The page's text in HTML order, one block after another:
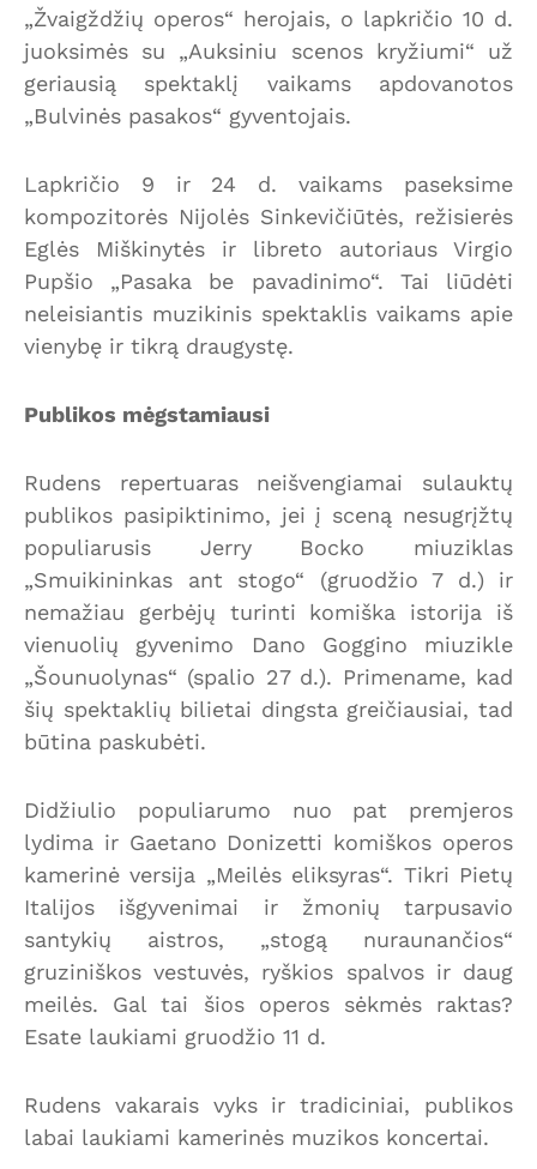
„Žvaigždžių operos“ herojais, o lapkričio 10 d.
juoksimės su „Auksiniu scenos kryžiumi“ už
geriausią spektaklį vaikams apdovanotos
„Bulvinės pasakos“ gyventojais.
Lapkričio 9 ir 24 d. vaikams paseksime
kompozitorės Nijolės Sinkevičiūtės, režisierės
Eglės Miškinytės ir libreto autoriaus Virgio
Pupšio „Pasaka be pavadinimo“. Tai liūdėti
neleisiantis muzikinis spektaklis vaikams apie
vienybę ir tikrą draugystę.
Publikos mėgstamiausi
Rudens repertuaras neišvengiamai sulauktų
publikos pasipiktinimo, jei į sceną nesugrįžtų
populiarusis Jerry Bocko miuziklas
„Smuikininkas ant stogo“ (gruodžio 7 d.) ir
nemažiau gerbėjų turinti komiška istorija iš
vienuolių gyvenimo Dano Goggino miuzikle
„Šounuolynas“ (spalio 27 d.). Primename, kad
šių spektaklių bilietai dingsta greičiausiai, tad
būtina paskubėti.
Didžiulio populiarumo nuo pat premjeros
lydima ir Gaetano Donizetti komiškos operos
kamerinė versija „Meilės eliksyras“. Tikri Pietų
Italijos išgyvenimai ir žmonių tarpusavio
santykių aistros, „stogą nuraunančios“
gruziniškos vestuvės, ryškios spalvos ir daug
meilės. Gal tai šios operos sėkmės raktas?
Esate laukiami gruodžio 11 d.
Rudens vakarais vyks ir tradiciniai, publikos
labai laukiami kamerinės muzikos koncertai.